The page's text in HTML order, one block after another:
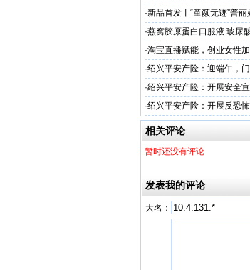
超龙医美成功举办！胶原
·新品首发丨“童颜无迹”普
成功举办 李远宏教授受邀
·燕窝胶原蛋白口服液 玻尿
牌
·淘宝直播赋能，创业女性加
·绍兴平安产险：迎端午，
·绍兴平安产险：开展安全
·绍兴平安产险：开展反恐
相关评论
暂时还没有评论
发表我的评论
大名：